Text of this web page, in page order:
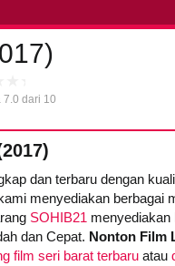
7.0 dari 10
dan terbaru dengan
menyediakan berbagai
SOHIB21 menyediakan
dan Cepat. Nonton Film
film seri barat terbaru atau